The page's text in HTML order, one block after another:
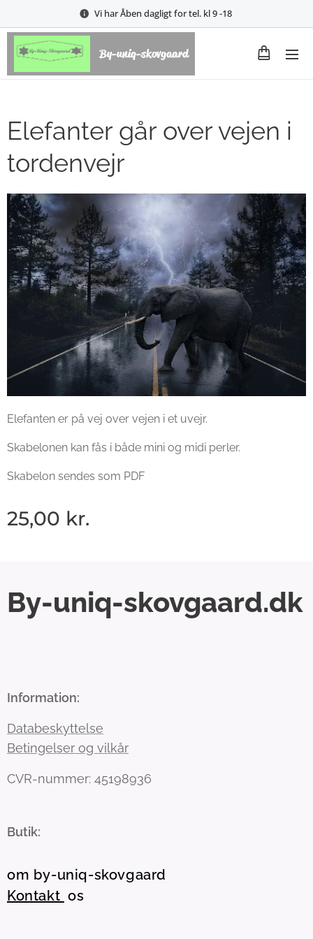
Vi har Åben dagligt for tel. kl 9 -18
By-uniq-skovgaard
Elefanter går over vejen i
tordenvejr
Elefanten er på vej over vejen i et uvejr.
Skabelonen kan fås i både mini og midi perler.
Skabelon sendes som PDF
25,00 kr.
By-uniq-skovgaard.dk
Information:
Databeskyttelse
Betingelser og vilkår
CVR-nummer: 45198936
Butik:
om by-uniq-skovgaard
Kontakt os